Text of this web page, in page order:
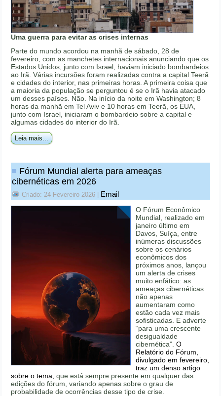
Uma guerra para evitar as crises internas
Parte do mundo acordou na manhã de sábado, 28 de
fevereiro, com as manchetes internacionais anunciando que os
Estados Unidos, junto com Israel, haviam iniciado bombardeios
ao Irã. Várias incursões foram realizadas contra a capital Teerã
e cidades do interior, nas primeiras horas. A primeira coisa que
a maioria da população se perguntou é se o Irã havia atacado
um desses países. Não. Na início da noite em Washington; 8
horas da manhã em Tel Aviv e 10 horas em Teerã, os EUA,
junto com Israel, iniciaram o bombardeio sobre a capital e
algumas cidades do interior do Irã.
Leia mais...
Fórum Mundial alerta para ameaças
cibernéticas em 2026
Criado: 24 Fevereiro 2026 Email
O Fórum Econômico
Mundial, realizado em
janeiro último em
Davos, Suíça, entre
inúmeras discussões
sobre os cenários
econômicos dos
próximos anos, lançou
um alerta de crises
muito enfático: as
ameaças cibernéticas
não apenas
aumentaram como
estão cada vez mais
sofisticadas. E adverte
“para uma crescente
desigualdade
cibernética”.O
Relatório do Fórum,
divulgado em fevereiro,
traz um denso artigo
sobre o tema, que está sempre presente em qualquer das
edições do fórum, variando apenas sobre o grau de
probabilidade de ocorrências desse tipo de crise.